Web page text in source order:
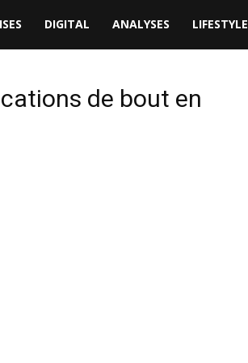
DIGITAL ANALYSES LIFESTYLE
de bout en